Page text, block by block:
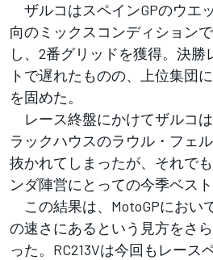
ザルコはスペインGPのウエ
向のミックスコンディション
し、2番グリッドを獲得。決
トで遅れたものの、上位集団
を固めた。
レース終盤にかけてザルコ
ラックハウスのラウル・フェ
抜かれてしまったが、それで
ンダ陣営にとっての今季ベス
この結果は、MotoGPにおい
の速さにあるという見方をさ
った。RC213Vは今回もレース